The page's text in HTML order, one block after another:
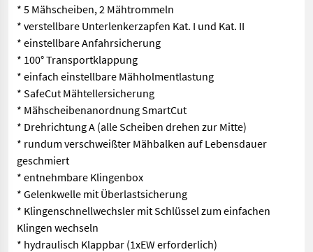
* 5 Mähscheiben, 2 Mähtrommeln
* verstellbare Unterlenkerzapfen Kat. I und Kat. II
* einstellbare Anfahrsicherung
* 100° Transportklappung
* einfach einstellbare Mähholmentlastung
* SafeCut Mähtellersicherung
* Mähscheibenanordnung SmartCut
* Drehrichtung A (alle Scheiben drehen zur Mitte)
* rundum verschweißter Mähbalken auf Lebensdauer
geschmiert
* entnehmbare Klingenbox
* Gelenkwelle mit Überlastsicherung
* Klingenschnellwechsler mit Schlüssel zum einfachen
Klingen wechseln
* hydraulisch Klappbar (1xEW erforderlich)